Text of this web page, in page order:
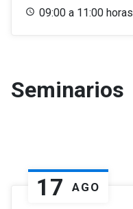
09:00 a 11:00 horas
Seminarios
17 AGO